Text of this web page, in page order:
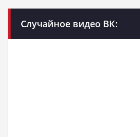
Случайное видео ВК: